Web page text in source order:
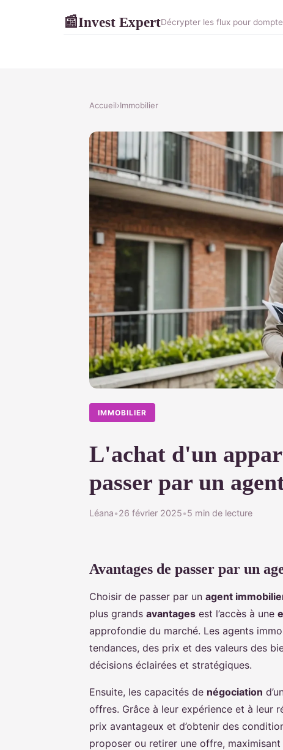
📰Invest ExpertDécrypter les flux pour
Accueil›Immobilier
IMMOBILIER
L'achat d'un
passer par un
Léana•26 février 2025•5 min de lecture
Avantages de passer par un
Choisir de passer par un agent
plus grands avantages est l’accès à une
approfondie du marché. Les agents
tendances, des prix et des valeurs des
décisions éclairées et stratégiques.
Ensuite, les capacités de négociation
offres. Grâce à leur expérience et à leur
prix avantageux et d’obtenir des
proposer ou retirer une offre,